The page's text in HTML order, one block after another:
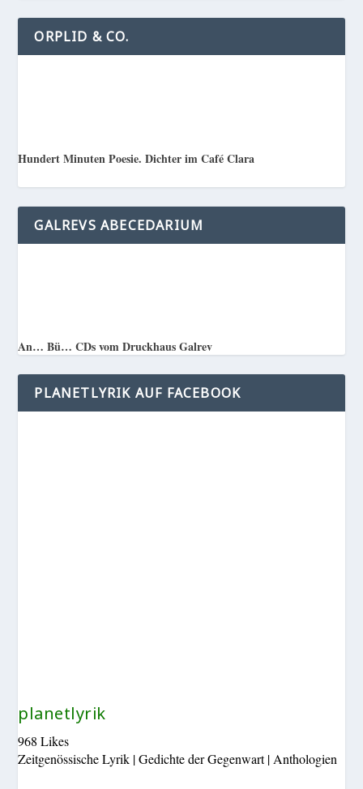
ORPLID & CO.
Hundert Minuten Poesie. Dichter im Café Clara
GALREVS ABECEDARIUM
An… Bü… CDs vom Druckhaus Galrev
PLANETLYRIK AUF FACEBOOK
planetlyrik
968 Likes
Zeitgenössische Lyrik | Gedichte der Gegenwart | Anthologien